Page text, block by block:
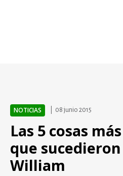
NOTICIAS 08 junio 2015
Las 5 cosas
que
William